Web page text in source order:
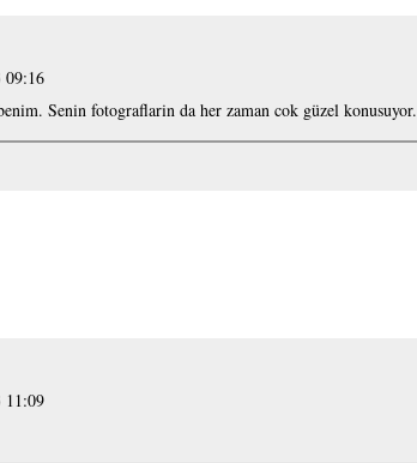
09:16
Senin fotograflarin da her zaman cok güzel konusuyor.
11:09